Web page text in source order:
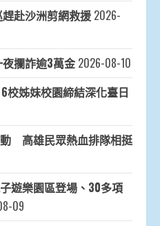
赴沙洲剪網救援 2026-
攔詐逾3萬金 2026-08-10
姊妹校園締結深化臺日
高雄民眾熱血排隊相挺
遊樂園區登場、30多項
09